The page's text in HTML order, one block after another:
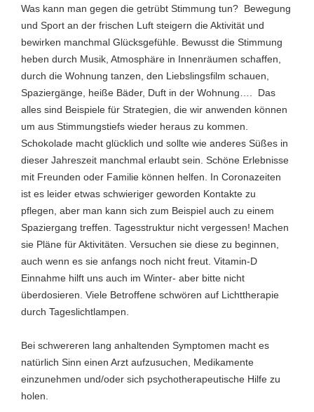
Was kann man gegen die getrübt Stimmung tun? Bewegung
und Sport an der frischen Luft steigern die Aktivität und
bewirken manchmal Glücksgefühle. Bewusst die Stimmung
heben durch Musik, Atmosphäre in Innenräumen schaffen,
durch die Wohnung tanzen, den Liebslingsfilm schauen,
Spaziergänge, heiße Bäder, Duft in der Wohnung…. Das
alles sind Beispiele für Strategien, die wir anwenden können
um aus Stimmungstiefs wieder heraus zu kommen.
Schokolade macht glücklich und sollte wie anderes Süßes in
dieser Jahreszeit manchmal erlaubt sein. Schöne Erlebnisse
mit Freunden oder Familie können helfen. In Coronazeiten
ist es leider etwas schwieriger geworden Kontakte zu
pflegen, aber man kann sich zum Beispiel auch zu einem
Spaziergang treffen. Tagesstruktur nicht vergessen! Machen
sie Pläne für Aktivitäten. Versuchen sie diese zu beginnen,
auch wenn es sie anfangs noch nicht freut. Vitamin-D
Einnahme hilft uns auch im Winter- aber bitte nicht
überdosieren. Viele Betroffene schwören auf Lichttherapie
durch Tageslichtlampen.
Bei schwereren lang anhaltenden Symptomen macht es
natürlich Sinn einen Arzt aufzusuchen, Medikamente
einzunehmen und/oder sich psychotherapeutische Hilfe zu
holen.